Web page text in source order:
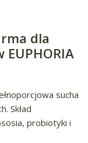
dla
sucha
Skład
probiotyki i